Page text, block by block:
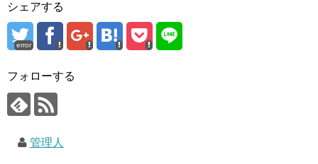
シェアする
error
フォローする
管理人